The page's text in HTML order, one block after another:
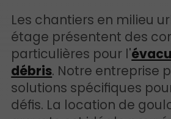
Les chantiers en milieu
étage présentent des
particulières pour l'
débris. Notre entreprise
solutions spécifiques
défis. La location de